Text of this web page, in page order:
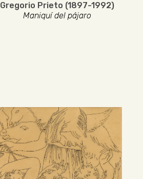
Gregorio Prieto (1897-1992)
Maniquí del pájaro